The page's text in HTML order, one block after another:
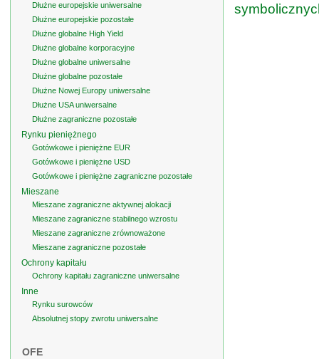
Dłużne europejskie uniwersalne
Dłużne europejskie pozostałe
Dłużne globalne High Yield
Dłużne globalne korporacyjne
Dłużne globalne uniwersalne
Dłużne globalne pozostałe
Dłużne Nowej Europy uniwersalne
Dłużne USA uniwersalne
Dłużne zagraniczne pozostałe
Rynku pieniężnego
Gotówkowe i pieniężne EUR
Gotówkowe i pieniężne USD
Gotówkowe i pieniężne zagraniczne pozostałe
Mieszane
Mieszane zagraniczne aktywnej alokacji
Mieszane zagraniczne stabilnego wzrostu
Mieszane zagraniczne zrównoważone
Mieszane zagraniczne pozostałe
Ochrony kapitału
Ochrony kapitału zagraniczne uniwersalne
Inne
Rynku surowców
Absolutnej stopy zwrotu uniwersalne
OFE